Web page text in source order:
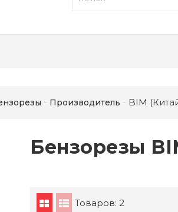
Производитель BIM
Бензорезы
Товаров: 2